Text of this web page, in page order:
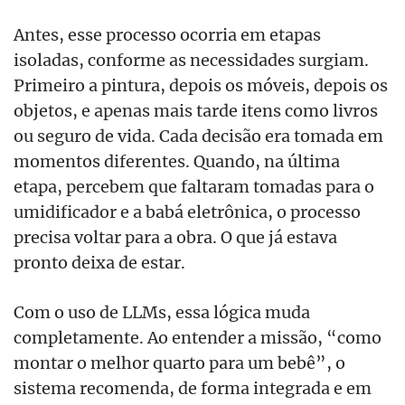
Antes, esse processo ocorria em etapas
isoladas, conforme as necessidades surgiam.
Primeiro a pintura, depois os móveis, depois os
objetos, e apenas mais tarde itens como livros
ou seguro de vida. Cada decisão era tomada em
momentos diferentes. Quando, na última
etapa, percebem que faltaram tomadas para o
umidificador e a babá eletrônica, o processo
precisa voltar para a obra. O que já estava
pronto deixa de estar.
Com o uso de LLMs, essa lógica muda
completamente. Ao entender a missão, “como
montar o melhor quarto para um bebê”, o
sistema recomenda, de forma integrada e em